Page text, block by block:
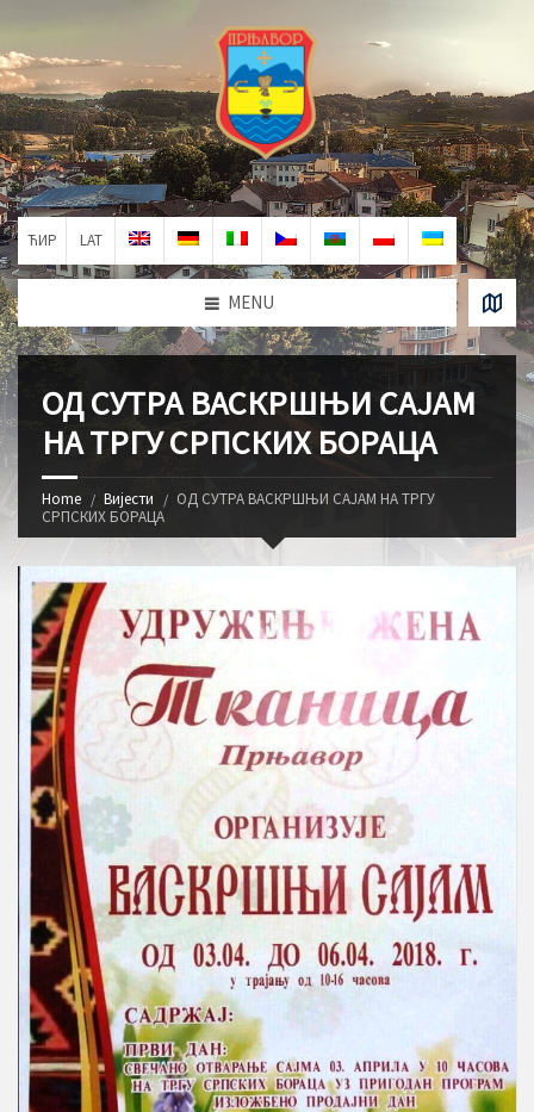
ЋИР LAT
MENU
ОД СУТРА ВАСКРШЊИ САЈАМ
НА ТРГУ СРПСКИХ БОРАЦА
Home Вијести
ОД СУТРА ВАСКРШЊИ САЈАМ НА ТРГУ
СРПСКИХ БОРАЦА